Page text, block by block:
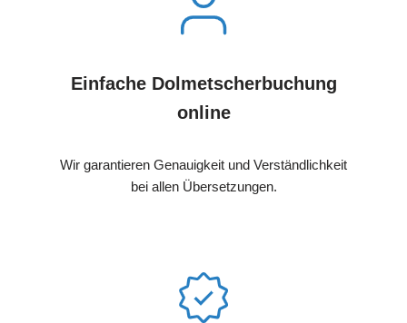
Einfache Dolmetscherbuchung
online
Wir garantieren Genauigkeit und Verständlichkeit
bei allen Übersetzungen.